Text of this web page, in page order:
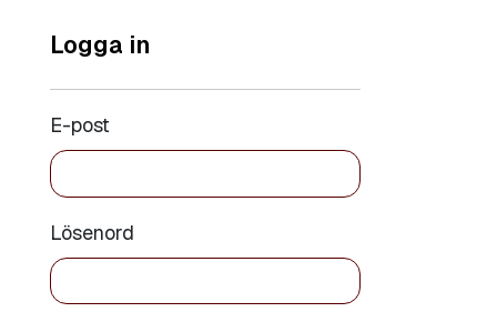
Logga in
E-post
Lösenord